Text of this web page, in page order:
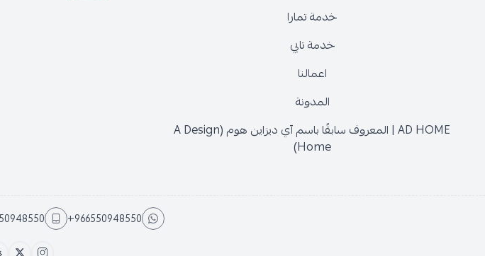
خدمة تمارا
خدمة تابي
اعمالنا
المدونة
AD HOME | المعروف سابقًا باسم آي ديزاين هوم (A Design
Home)
+966550948550